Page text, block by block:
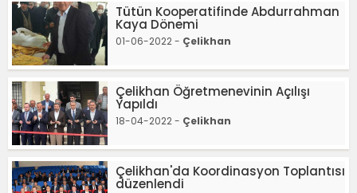
Tütün Kooperatifinde Abdurrahman
Kaya Dönemi
01-06-2022 - Çelikhan
Çelikhan Öğretmenevinin Açılışı
Yapıldı
18-04-2022 - Çelikhan
Çelikhan'da Koordinasyon Toplantısı
düzenlendi